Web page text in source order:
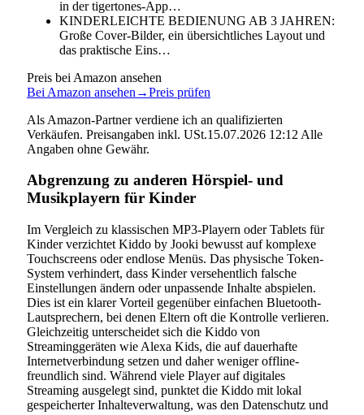
in der tigertones-App…
KINDERLEICHTE BEDIENUNG AB 3 JAHREN:
Große Cover-Bilder, ein übersichtliches Layout und
das praktische Eins…
Preis bei Amazon ansehen
Bei Amazon ansehen →Preis prüfen
Als Amazon-Partner verdiene ich an qualifizierten
Verkäufen. Preisangaben inkl. USt.15.07.2026 12:12 Alle
Angaben ohne Gewähr.
Abgrenzung zu anderen Hörspiel- und
Musikplayern für Kinder
Im Vergleich zu klassischen MP3-Playern oder Tablets für
Kinder verzichtet Kiddo by Jooki bewusst auf komplexe
Touchscreens oder endlose Menüs. Das physische Token-
System verhindert, dass Kinder versehentlich falsche
Einstellungen ändern oder unpassende Inhalte abspielen.
Dies ist ein klarer Vorteil gegenüber einfachen Bluetooth-
Lautsprechern, bei denen Eltern oft die Kontrolle verlieren.
Gleichzeitig unterscheidet sich die Kiddo von
Streaminggeräten wie Alexa Kids, die auf dauerhafte
Internetverbindung setzen und daher weniger offline-
freundlich sind. Während viele Player auf digitales
Streaming ausgelegt sind, punktet die Kiddo mit lokal
gespeicherter Inhalteverwaltung, was den Datenschutz und